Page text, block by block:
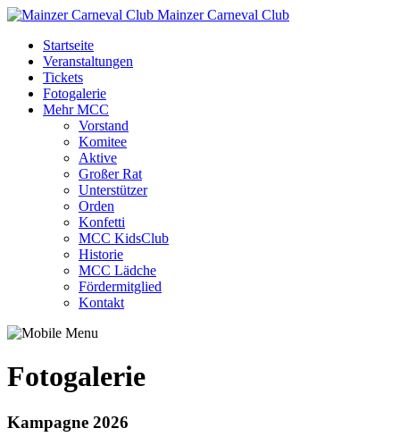
Mainzer Carneval Club
Startseite
Veranstaltungen
Tickets
Fotogalerie
Mehr MCC
Vorstand
Komitee
Aktive
Großer Rat
Unterstützer
Orden
Konfetti
MCC KidsClub
Historie
MCC Lädche
Fördermitglied
Kontakt
Fotogalerie
Kampagne 2026